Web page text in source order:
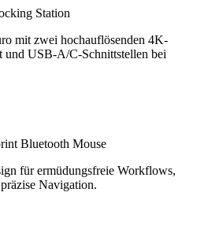
Station
mit zwei hochauflösenden 4K-
und USB-A/C-Schnittstellen bei
Bluetooth Mouse
für ermüdungsfreie Workflows,
Navigation.